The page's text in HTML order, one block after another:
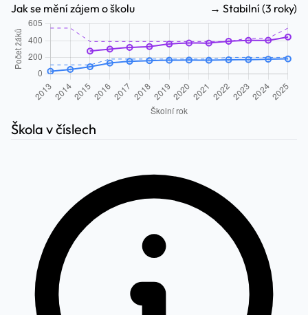
Jak se mění zájem o školu
→ Stabilní (3 roky)
Škola v číslech